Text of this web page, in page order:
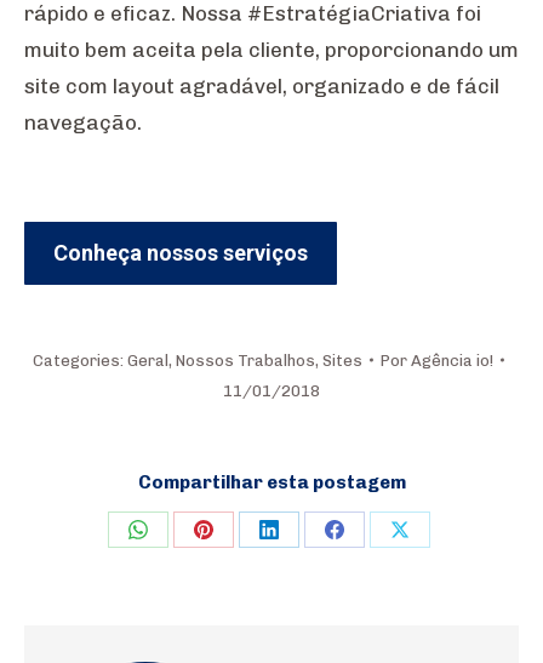
rápido e eficaz. Nossa #EstratégiaCriativa foi
muito bem aceita pela cliente, proporcionando um
site com layout agradável, organizado e de fácil
navegação.
Conheça nossos serviços
Categories: Geral, Nossos Trabalhos, Sites Por Agência io!
11/01/2018
Compartilhar esta postagem
Share Share Share Share Share